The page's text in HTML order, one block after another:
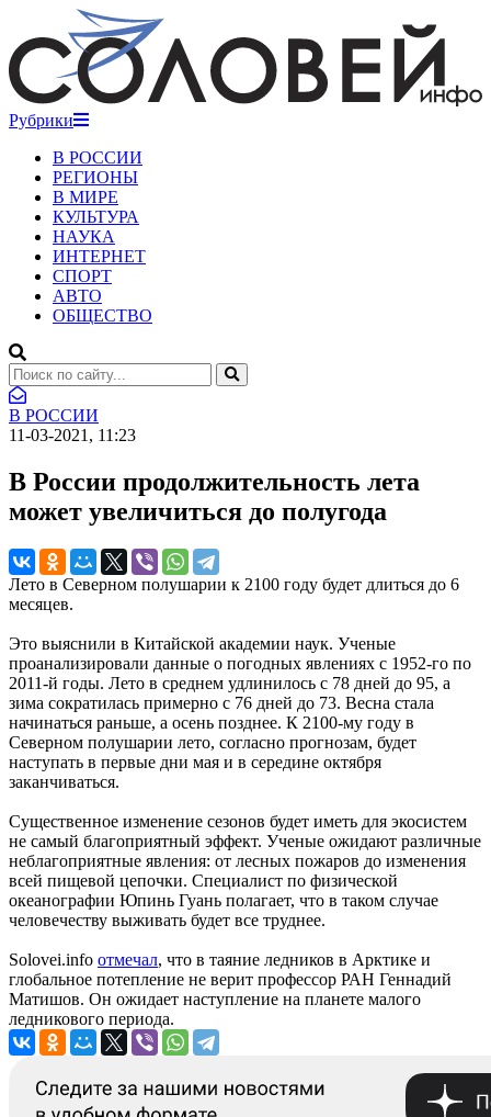
Рубрики
В РОССИИ
РЕГИОНЫ
В МИРЕ
КУЛЬТУРА
НАУКА
ИНТЕРНЕТ
СПОРТ
АВТО
ОБЩЕСТВО
В РОССИИ
11-03-2021, 11:23
В России продолжительность лета
может увеличиться до полугода
Лето в Северном полушарии к 2100 году будет длиться до 6
месяцев.
Это выяснили в Китайской академии наук. Ученые
проанализировали данные о погодных явлениях с 1952-го по
2011-й годы. Лето в среднем удлинилось с 78 дней до 95, а
зима сократилась примерно с 76 дней до 73. Весна стала
начинаться раньше, а осень позднее. К 2100-му году в
Северном полушарии лето, согласно прогнозам, будет
наступать в первые дни мая и в середине октября
заканчиваться.
Существенное изменение сезонов будет иметь для экосистем
не самый благоприятный эффект. Ученые ожидают различные
неблагоприятные явления: от лесных пожаров до изменения
всей пищевой цепочки. Специалист по физической
океанографии Юпинь Гуань полагает, что в таком случае
человечеству выживать будет все труднее.
Solovei.info отмечал, что в таяние ледников в Арктике и
глобальное потепление не верит профессор РАН Геннадий
Матишов. Он ожидает наступление на планете малого
ледникового периода.